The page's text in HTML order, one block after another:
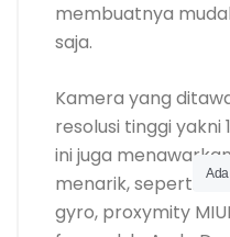
membuatnya
saja.
Kamera yang
resolusi tinggi yakni
ini juga
menarik, seperti
gyro, proxymity